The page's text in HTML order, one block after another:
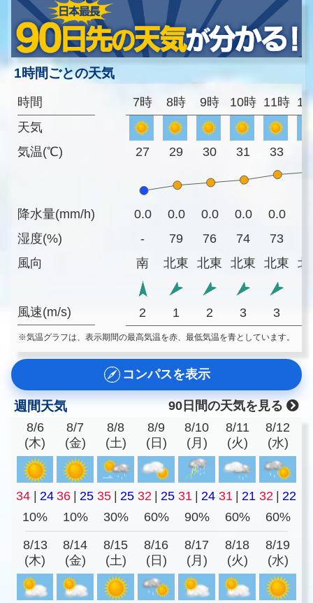
1時間ごとの天気
時間
天気
気温(℃)
降水量(mm/h)
湿度(%)
風向
風速(m/s)
7時 8時 9時 10時 11時
27 29 30 31 33
0.0 0.0 0.0 0.0 0.0
-
79 76 74 73
南
北東 北東 北東 北東 北
2 1 2 3 3
※気温グラフは、表示期間の最高気温を赤、最低気温を青としています。
コンパスを表示
週間天気
90日間の天気を見る
8/6
(木)
8/7
(金)
8/8
(土)
8/9
(日)
8/10
(月)
8/11
(火)
8/12
(水)
34 24 36 25 35 25 32 25 31 24 31 21 32
22
10%
10% 30% 60% 90% 60% 60%
8/13
(木)
8/14
(金)
8/15
(土)
8/16
(日)
8/17
(月)
8/18
(火)
8/19
(水)